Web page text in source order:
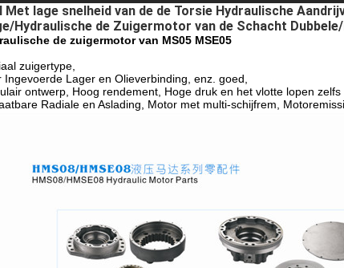
Met lage snelheid van de de Torsie Hydraulische
Hydraulische de Zuigermotor van de Schacht
de zuigermotor van MS05 MSE05
zuigertype,
Ingevoerde Lager en Olieverbinding, enz. goed,
ontwerp, Hoog rendement, Hoge druk en het vlotte lopen zelfs
Radiale en Aslading, Motor met multi-schijfrem,